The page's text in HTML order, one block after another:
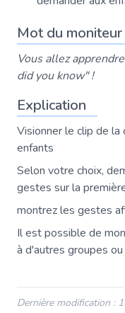
Mot du moniteur
Vous allez
did you know" !
Explication
Visionner le clip de la
enfants
Selon votre choix,
gestes sur la
montrez les gestes
Il est possible de
à d'autres groupes
Dernière modification :